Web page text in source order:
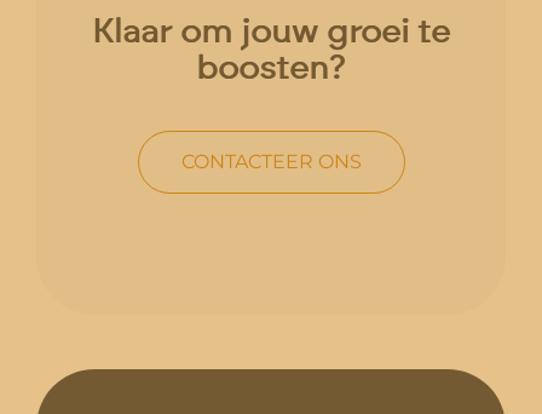
Klaar om jouw groei te
boosten?
CONTACTEER ONS